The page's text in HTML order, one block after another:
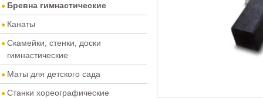
Бревна гимнастические
Канаты
Скамейки, стенки, доски
гимнастические
Маты для детского сада
Станки хореографические